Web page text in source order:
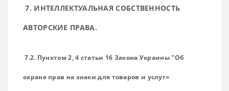
7. ИНТЕЛЛЕКТУАЛЬНАЯ СОБСТВЕННОСТЬ
АВТОРСКИЕ ПРАВА.
7.2. Пунктом 2, 4 статьи 16 Закона Украины "Об
охране прав на знаки для товаров и услуг»